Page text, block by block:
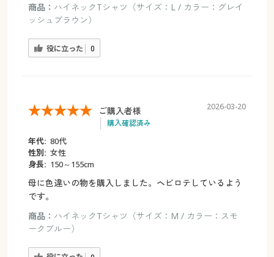
商品： ハイネックTシャツ（サイズ：L / カラー：グレイ
ッシュブラウン）
役に立った 0
ご購入者様
購入確認済み
2026-03-20
年代: 80代
性別: 女性
身長: 150～155cm
母に色違いの物を購入しました。ヘビロテしているよう
です。
商品： ハイネックTシャツ（サイズ：M / カラー：スモ
ークブルー）